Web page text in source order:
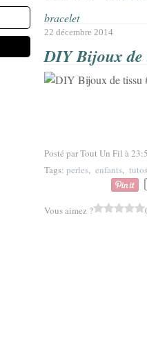
bracelet
22 décembre 2014
DIY Bijoux de
Posté par Tout Un Fil à
Tags: perles, enfants, tutos
Vous aimez ?